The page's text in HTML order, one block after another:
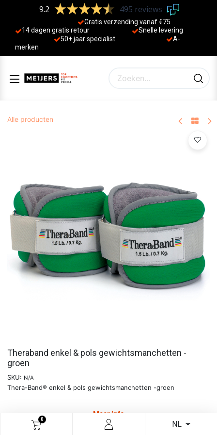
0
NL
9.2 495 reviews
Gratis verzending vanaf €75
14 dagen gratis retour
Sne lle levering
50+ jaar specialist
A-
merken
Alle producten
Theraband enkel & pols gewichtsmanchetten -
groen
SKU: N/A
Thera-Band® enkel & pols gewichtsmanchetten -groen
Meer info
25,95